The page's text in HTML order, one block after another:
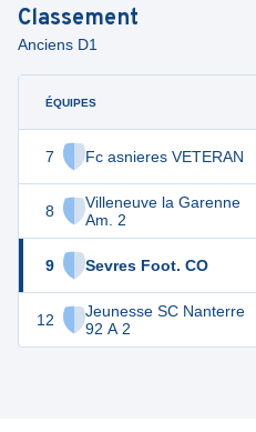
Classement
Anciens D1
ÉQUIPES
7 Fc asnieres VETERAN
8
Villeneuve la Garenne
Am. 2
9 Sevres Foot. CO
12
Jeunesse SC Nanterre
92 A 2
21 20
21 20
16
0 0